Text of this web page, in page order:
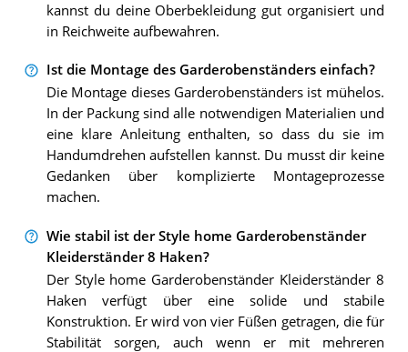
kannst du deine Oberbekleidung gut organisiert und
in Reichweite aufbewahren.
Ist die Montage des Garderobenständers einfach?
Die Montage dieses Garderobenständers ist mühelos.
In der Packung sind alle notwendigen Materialien und
eine klare Anleitung enthalten, so dass du sie im
Handumdrehen aufstellen kannst. Du musst dir keine
Gedanken über komplizierte Montageprozesse
machen.
Wie stabil ist der Style home Garderobenständer
Kleiderständer 8 Haken?
Der Style home Garderobenständer Kleiderständer 8
Haken verfügt über eine solide und stabile
Konstruktion. Er wird von vier Füßen getragen, die für
Stabilität sorgen, auch wenn er mit mehreren